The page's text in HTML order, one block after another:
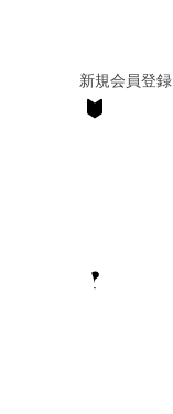
新規会員登録